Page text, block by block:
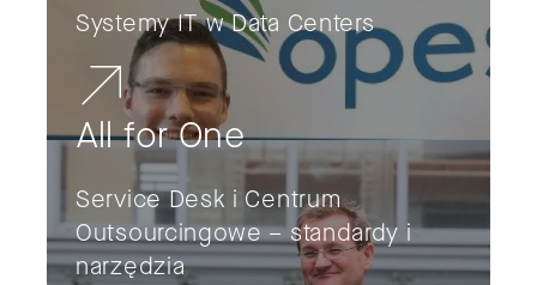
Systemy IT w Data Centers
All for One
Service Desk i Centrum
Outsourcingowe – standardy i
narzędzia